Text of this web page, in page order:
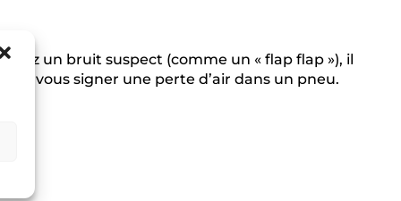
un bruit suspect (comme un « flap flap »), il
vous signer une perte d’air dans un pneu.